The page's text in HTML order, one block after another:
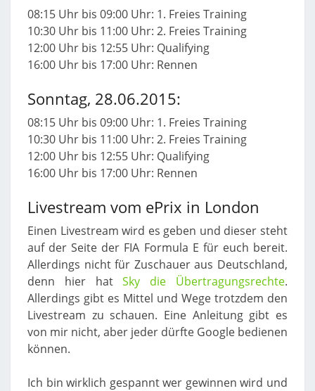
08:15 Uhr bis 09:00 Uhr: 1. Freies Training
10:30 Uhr bis 11:00 Uhr: 2. Freies Training
12:00 Uhr bis 12:55 Uhr: Qualifying
16:00 Uhr bis 17:00 Uhr: Rennen
Sonntag, 28.06.2015:
08:15 Uhr bis 09:00 Uhr: 1. Freies Training
10:30 Uhr bis 11:00 Uhr: 2. Freies Training
12:00 Uhr bis 12:55 Uhr: Qualifying
16:00 Uhr bis 17:00 Uhr: Rennen
Livestream vom ePrix in London
Einen Livestream wird es geben und dieser steht
auf der Seite der FIA Formula E für euch bereit.
Allerdings nicht für Zuschauer aus Deutschland,
denn hier hatSky die Übertragungsrechte.
Allerdings gibt es Mittel und Wege trotzdem den
Livestream zu schauen. Eine Anleitung gibt es
von mir nicht, aber jeder dürfte Google bedienen
können.
Ich bin wirklich gespannt wer gewinnen wird und